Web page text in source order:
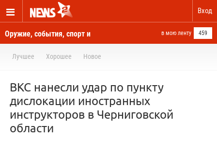
Вход
Оружие, события, спорт и
новости отовсюду
в мою ленту 459
Лучшее Хорошее Новое
ВКС нанесли удар по пункту
дислокации иностранных
инструкторов в Черниговской
области